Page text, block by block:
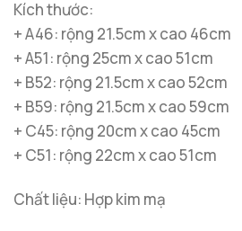
Kích thước:
+ A46: rộng 21.5cm x cao 46cm
+ A51: rộng 25cm x cao 51cm
+ B52: rộng 21.5cm x cao 52cm
+ B59: rộng 21.5cm x cao 59cm
+ C45: rộng 20cm x cao 45cm
+ C51: rộng 22cm x cao 51cm
Chất liệu: Hợp kim mạ